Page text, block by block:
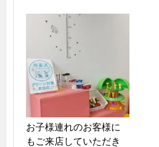
お子様連れのお客様に
もご来店していただき